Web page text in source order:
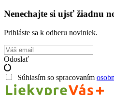
Nenechajte si ujsť žiadnu
Prihláste sa k odberu noviniek.
Odoslať
Súhlasím so spracovaním